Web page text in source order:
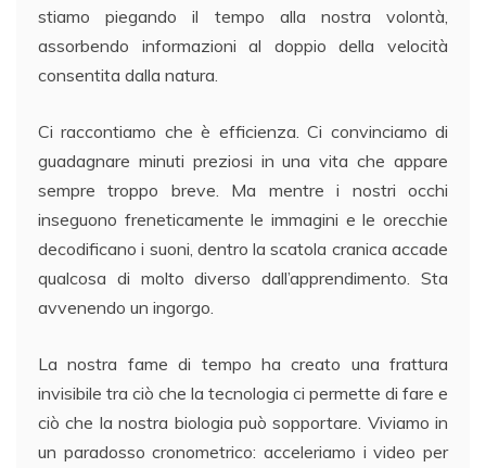
stiamo piegando il tempo alla nostra volontà,
assorbendo informazioni al doppio della velocità
consentita dalla natura.
Ci raccontiamo che è efficienza. Ci convinciamo di
guadagnare minuti preziosi in una vita che appare
sempre troppo breve. Ma mentre i nostri occhi
inseguono freneticamente le immagini e le orecchie
decodificano i suoni, dentro la scatola cranica accade
qualcosa di molto diverso dall’apprendimento. Sta
avvenendo un ingorgo.
La nostra fame di tempo ha creato una frattura
invisibile tra ciò che la tecnologia ci permette di fare e
ciò che la nostra biologia può sopportare. Viviamo in
un paradosso cronometrico: acceleriamo i video per